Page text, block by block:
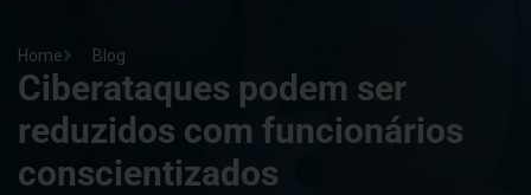
Home Blog
Ciberataques podem ser
reduzidos com funcionários
conscientizados